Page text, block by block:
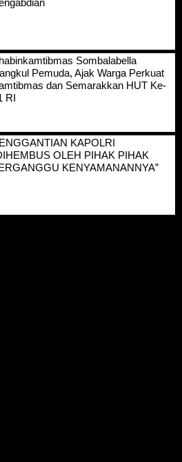
Sombalabella
Pemuda, Ajak Warga Perkuat
dan Semarakkan HUT Ke-
RI
KAPOLRI
OLEH PIHAK PIHAK
KENYAMANANNYA”